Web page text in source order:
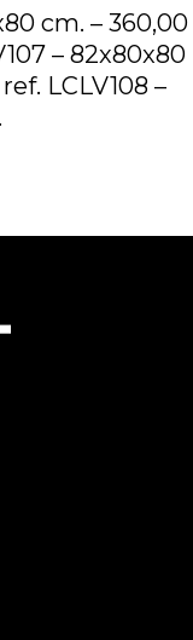
cm. – 360,00
– 82x80x80
LCLV108 –